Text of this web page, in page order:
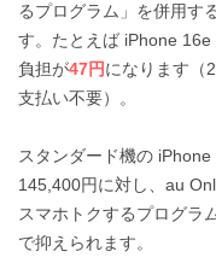
るプログラム」を併用す
す。たとえば iPhone
負担が47円になります（
支払い不要）。
スタンダード機の
145,400円に対し、au
スマホトクするプログラ
で抑えられます。